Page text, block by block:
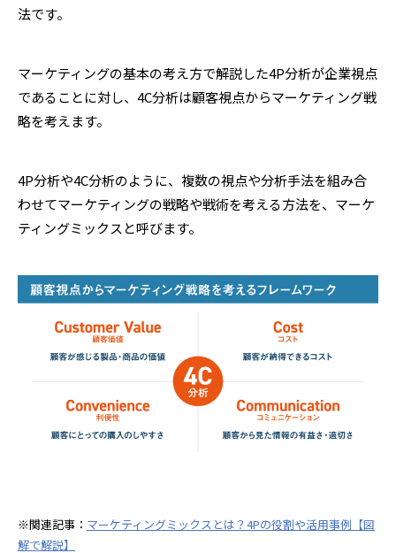
法です。
マーケティングの基本の考え方で解説した4P分析が企業視点
であることに対し、4C分析は顧客視点からマーケティング戦
略を考えます。
4P分析や4C分析のように、複数の視点や分析手法を組み合
わせてマーケティングの戦略や戦術を考える方法を、マーケ
ティングミックスと呼びます。
※関連記事： マーケティングミックスとは？4Pの役割や活用事例【図
解で解説】